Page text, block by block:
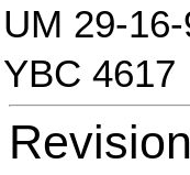
UM 29-
YBC 4617